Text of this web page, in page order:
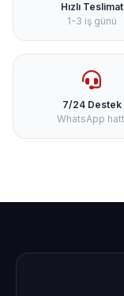
Hızlı Teslimat
1-3 iş günü
7/24 Destek
WhatsApp